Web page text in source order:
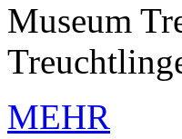
Museum
MEHR